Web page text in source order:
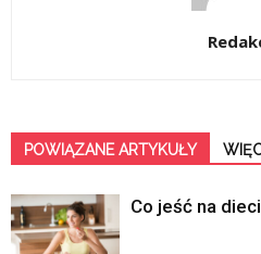
POWIĄZANE ARTYKUŁY
Co jeść na